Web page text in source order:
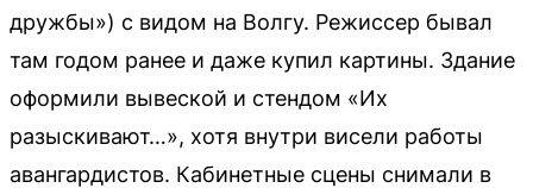
дружбы») с видом на Волгу. Режиссер бывал
там годом ранее и даже купил картины. Здание
оформили вывеской и стендом «Их
разыскивают…», хотя внутри висели работы
авангардистов. Кабинетные сцены снимали в